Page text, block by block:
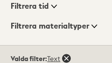
Visningsläge
Filtrera tid
Filtrera materialtyper
Valda filter:Text